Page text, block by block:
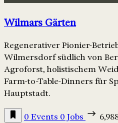
Wilmars Gärten
Regenerativer Pionier-
Wilmersdorf südlich von
Agroforst, holistischem
Farm-to-Table-Dinners für
Hauptstadt.
0 Events 0 Jobs